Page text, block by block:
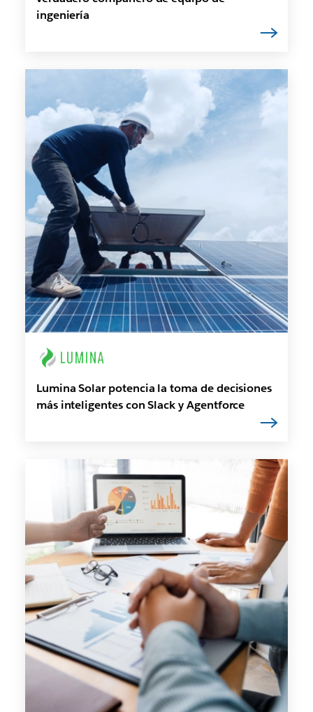
ingeniería
Lumina Solar potencia la toma de decisiones
más inteligentes con Slack y Agentforce